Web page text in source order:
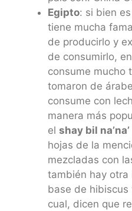
Egipto: si bien
tiene mucha
de producirlo y
de consumirlo,
consume mucho
tomaron de
consume con
manera más
el shay bil na’na’
hojas de la
mezcladas con
también hay otra
base de hibiscus
cual, dicen que